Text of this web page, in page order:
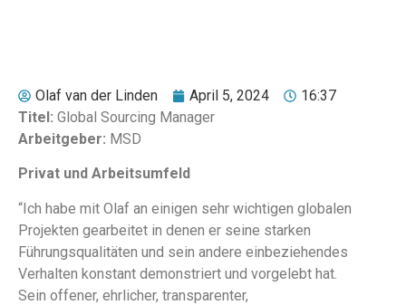
Olaf van der Linden April 5, 2024
16:37
Titel: Global Sourcing Manager
Arbeitgeber: MSD
Privat und Arbeitsumfeld
“Ich habe mit Olaf an einigen sehr wichtigen globalen
Projekten gearbeitet in denen er seine starken
Führungsqualitäten und sein andere einbeziehendes
Verhalten konstant demonstriert und vorgelebt hat.
Sein offener, ehrlicher, transparenter,